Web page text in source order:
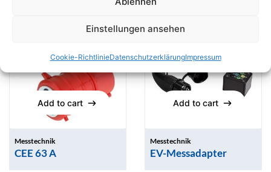
Einstellungen ansehen
Cookie-RichtlinieDatenschutzerklärungImpressum
Add to cart
Add to cart
Messtechnik
CEE 63 A
Add to cart
Messtechnik
EV-Messadapter